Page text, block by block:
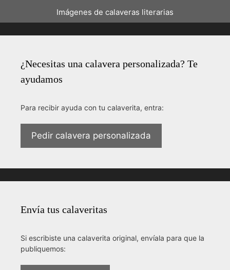
Imágenes de calaveras literarias
¿Necesitas una calavera personalizada? Te
ayudamos
Para recibir ayuda con tu calaverita, entra:
Pedir calavera personalizada
Envía tus calaveritas
Si escribiste una calaverita original, envíala para que la
publiquemos: